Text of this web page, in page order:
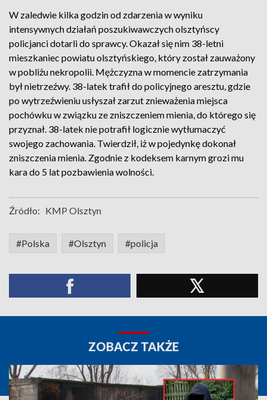
W zaledwie kilka godzin od zdarzenia w wyniku
intensywnych działań poszukiwawczych olsztyńscy
policjanci dotarli do sprawcy. Okazał się nim 38-letni
mieszkaniec powiatu olsztyńskiego, który został zauważony
w pobliżu nekropolii. Mężczyzna w momencie zatrzymania
był nietrzeźwy. 38-latek trafił do policyjnego aresztu, gdzie
po wytrzeźwieniu usłyszał zarzut znieważenia miejsca
pochówku w związku ze zniszczeniem mienia, do którego się
przyznał. 38-latek nie potrafił logicznie wytłumaczyć
swojego zachowania. Twierdził, iż w pojedynkę dokonał
zniszczenia mienia. Zgodnie z kodeksem karnym grozi mu
kara do 5 lat pozbawienia wolności.
Źródło: KMP Olsztyn
#Polska #Olsztyn #policja
ZOBACZ TAKŻE